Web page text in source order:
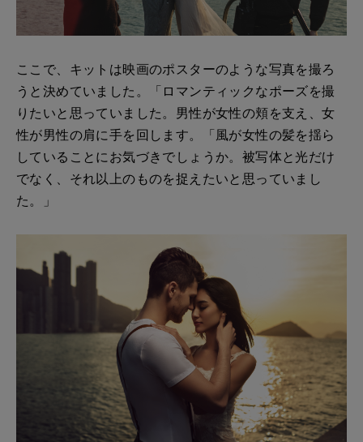
ここで、キットは映画のポスターのような写真を撮ろ
うと決めていました。「ロマンティックなポーズを撮
りたいと思っていました。男性が女性の頬を支え、女
性が男性の肩に手を回します。「風が女性の髪を揺ら
していることにお気づきでしょうか。被写体と光だけ
でなく、それ以上のものを捉えたいと思っていまし
た。」